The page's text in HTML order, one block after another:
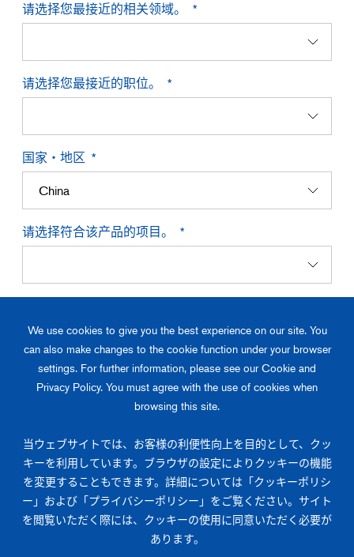
请选择您最接近的相关领域。
请选择您最接近的职位。
国家・地区
请选择符合该产品的项目。
由于浏览器和防火墙的设定以及安全软件的影响等原因无法下载目录的情
况下，请从“咨询”中联系。
Become our partner.
关于润工社的产品及解决方案，请随时联系我们。
We use cookies to give you the best experience on our site. You
can also make changes to the cookie function under your browser
settings. For further information, please see our Cookie and
Privacy Policy. You must agree with the use of cookies when
browsing this site.
当ウェブサイトでは、お客様の利便性向上を目的として、クッ
キーを利用しています。ブラウザの設定によりクッキーの機能
を変更することもできます。詳細については「クッキーポリシ
ー」および「プライバシーポリシー」をご覧ください。サイト
を閲覧いただく際には、クッキーの使用に同意いただく必要が
あります。